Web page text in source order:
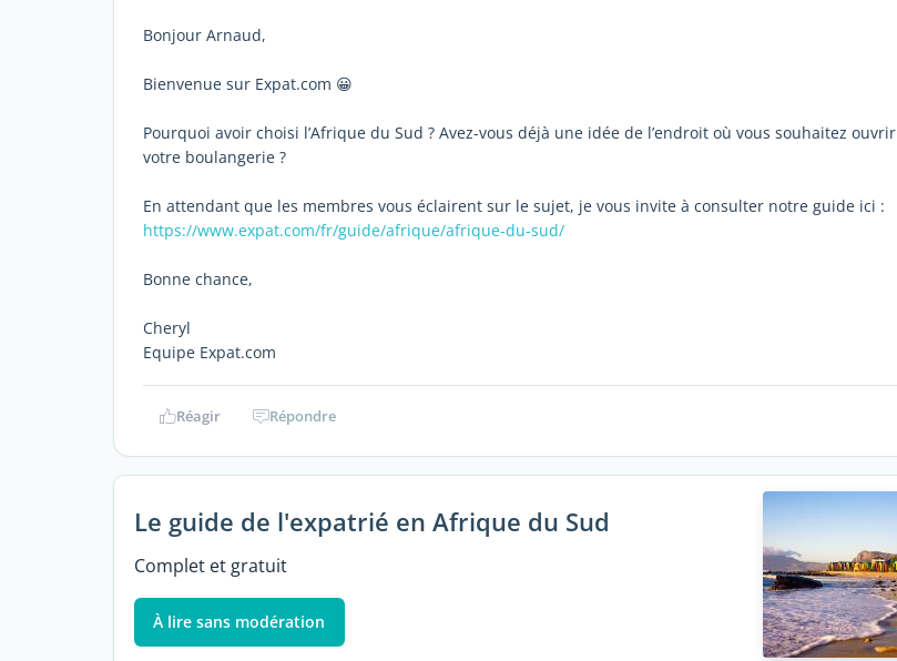
Bonjour Arnaud,
Bienvenue sur Expat.com 😀
Pourquoi avoir choisi l’Afrique du Sud ? Avez-vous déjà une idée de l’endroit où vous souhaitez ouvrir
votre boulangerie ?
En attendant que les membres vous éclairent sur le sujet, je vous invite à consulter notre guide ici :
https://www.expat.com/fr/guide/afrique/afrique-du-sud/
Bonne chance,
Cheryl
Equipe Expat.com
Réagir Répondre
Le guide de l'expatrié en Afrique du Sud
Complet et gratuit
À lire sans modération